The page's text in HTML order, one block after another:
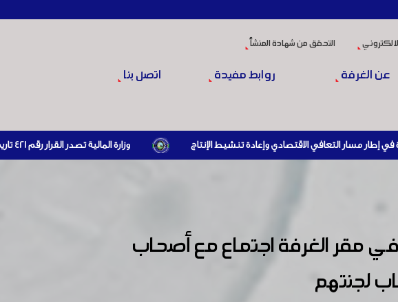
التحقق من شهادة المنشأ
عن الغرفة روابط مفيدة اتصل بنا
وزارة المالية تصدر القرار رقم 421 تاريخ 24/3/2026 المتضمن الزام المستوردين بإبراز براءة ذمة مالية سارية صادرة عن الهيئة العامة للضرائب والرسوم أو مديرياتها عند القيام بعمليات الاستيراد
مقر الغرفة اجتماع مع أصحاب
لجنتهم